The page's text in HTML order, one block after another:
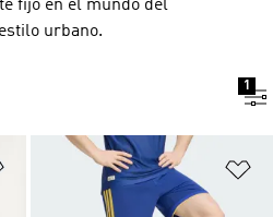
fijo en el mundo del
urbano.
1
Añadir a la lista de deseos